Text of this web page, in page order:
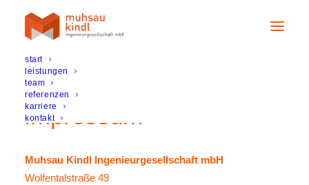
start
leistungen
team
referenzen
karriere
kontakt
impressum
Muhsau Kindl Ingenieurgesellschaft mbH
Wolfentalstraße 49